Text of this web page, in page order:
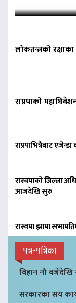
लोकतन्त्रको
राप्रपाको
राप्रपाभित्रैबाट
रास्वपाको जिल्ला
आजदेखि सुरु
रास्वपा झापा
पत्र-पत्रिका
बिहान नौ
सरकारका सय